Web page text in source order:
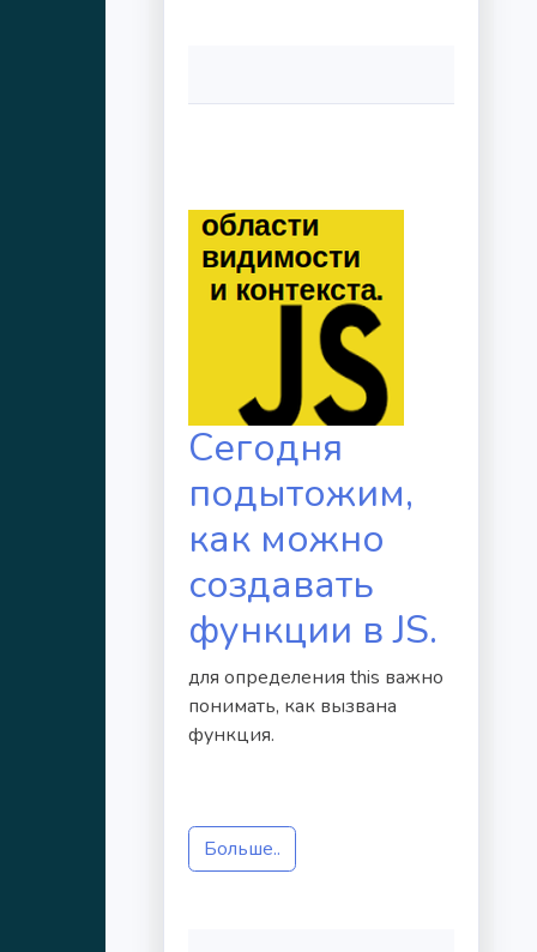
Сегодня
подытожим,
как можно
создавать
функции в JS.
для определения this важно
понимать, как вызвана
функция.
Больше..